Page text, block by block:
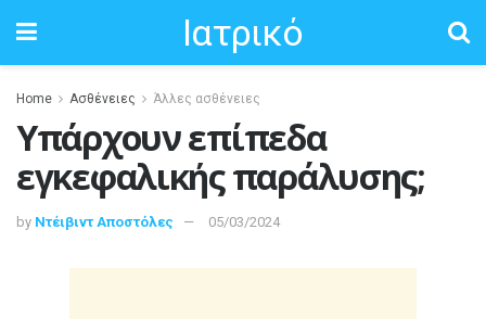
Ιατρικό
Home Ασθένειες Άλλες ασθένειες
Υπάρχουν επίπεδα
εγκεφαλικής παράλυσης;
by Ντέιβιντ Αποστόλες 05/03/2024